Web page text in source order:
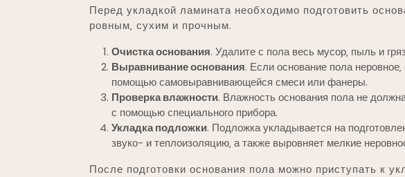
Перед укладкой ламината необходимо подготовить
ровным‚ сухим и прочным.
Очистка основания. Удалите с пола весь мусор‚ пыль и
Выравнивание основания. Если основание пола
помощью самовыравнивающейся смеси или фанеры.
Проверка влажности. Влажность основания пола не
с помощью специального прибора.
Укладка подложки. Подложка укладывается на
звуко- и теплоизоляцию‚ а также выровняет мелкие
После подготовки основания пола можно приступать к